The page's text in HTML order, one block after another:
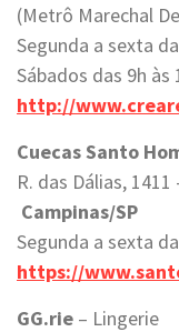
(Metrô Marechal
Segunda a sexta
Sábados das 9h às
http://
Cuecas Santo
R. das Dálias,
Campinas/SP
Segunda a sexta
https://
GG.rie – Lingerie